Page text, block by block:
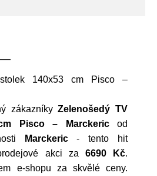
140x53 cm Pisco –
zákazníkyZelenošedý TV
Pisco – Marckericod
Marckeric- tento hit
akci za 6690 Kč.
e-shopu za skvělé ceny.